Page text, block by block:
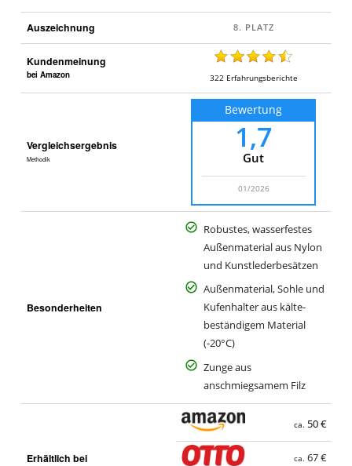
Auszeichnung
Kundenmeinung
bei Amazon 322 Erfahrungsberichte
Vergleichsergebnis
Methodik
Bewertung
1,7
Gut
01/2026
Besonderheiten
Robustes, wasserfestes
Außenmaterial aus Nylon
und Kunstlederbesätzen
Außenmaterial, Sohle und
Kufenhalter aus kälte-
beständigem Material
(-20°C)
Zunge aus
anschmiegsamem Filz
Erhältlich bei
ca. 50 €
ca. 67 €